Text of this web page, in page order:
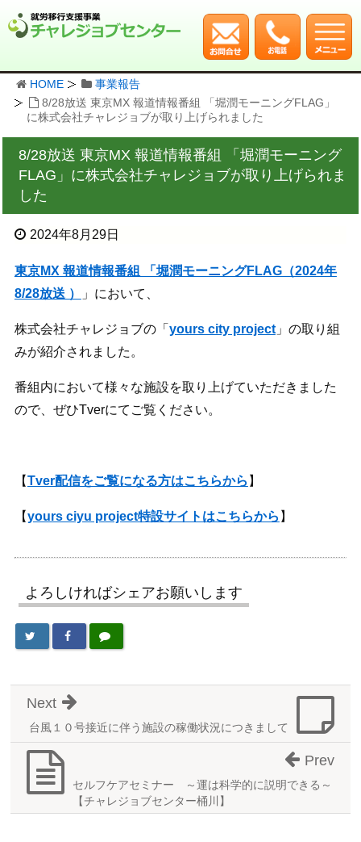
HOME
事業報告
8/28放送 東京MX 報道情報番組 「堀潤モーニングFLAG」
に株式会社チャレジョブが取り上げられました
8/28放送 東京MX 報道情報番組 「堀潤モーニング
FLAG」に株式会社チャレジョブが取り上げられま
した
2024年8月29日
東京MX 報道情報番組 「堀潤モーニングFLAG（2024年
8/28放送 ）
」において、
株式会社チャレジョブの「 yours city project」の取り組
みが紹介されました。
番組内において様々な施設を取り上げていただきました
ので、ぜひTverにてご覧ください。
【Tver配信をご覧になる方はこちらから 】
【yours ciyu project特設サイトはこちらから 】
よろしければシェアお願いします
台風１０号接近に伴う施設の稼働状況につきまして
Next
セルフケアセミナー ～運は科学的に説明できる～
【チャレジョブセンター桶川】
Prev